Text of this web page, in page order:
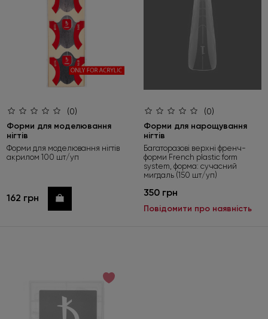
(0)
Форми для моделювання
нігтів
Форми для моделювання нігтів
акрилом 100 шт/уп
162 грн Купити
(0)
Форми для нарощування
нігтів
Багаторазові верхні френч-
форми French plastic form
system, форма: сучасний
мигдаль (150 шт/уп)
350 грн
Повідомити про наявність